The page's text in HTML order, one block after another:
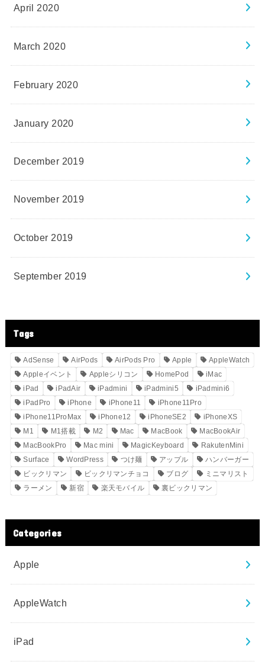
April 2020
March 2020
February 2020
January 2020
December 2019
November 2019
October 2019
September 2019
Tags
AdSense AirPods AirPods Pro Apple
AppleWatch
Appleイベント
Appleシリコン HomePod
iMac
iPad
iPadAir iPadmini iPadmini5
iPadmini6
iPadPro
iPhone iPhone11
iPhone11Pro
iPhone11ProMax
iPhone12 iPhoneSE2
iPhoneXS
M1
M1搭載 M2 Mac MacBook
MacBookAir
MacBookPro
Mac mini MagicKeyboard
RakutenMini
Surface
WordPress つけ麺 アップル
ハンバーガー
ビックリマン
ビックリマンチョコ ブログ
ミニマリスト
ラーメン
新宿 楽天モバイル 裏ビックリマン
Categories
Apple
AppleWatch
iPad